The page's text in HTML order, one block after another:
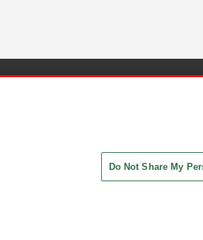
Do Not Share My